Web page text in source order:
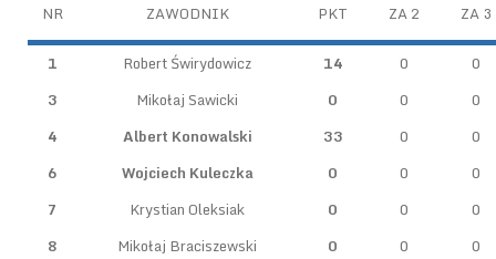
NR ZAWODNIK PKT ZA 2 ZA 3
1 Robert Świrydowicz 14 0
0
3
Mikołaj Sawicki 0 0
0
4
Albert Konowalski 33 0
0
6
Wojciech Kuleczka 0 0
0
7
Krystian Oleksiak 0 0
0
8
Mikołaj Braciszewski 0 0
0